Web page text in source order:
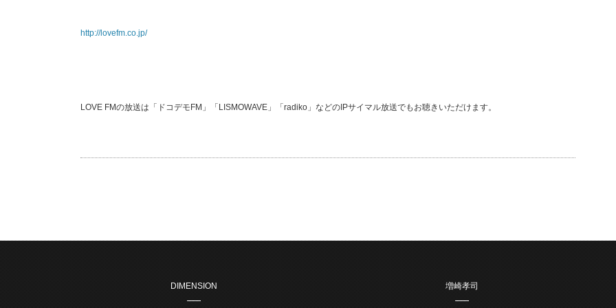
http://lovefm.co.jp/
LOVE FMの放送は「ドコデモFM」「LISMOWAVE」「radiko」などのIPサイマル放送でもお聴きいただけます。
DIMENSION 増崎孝司